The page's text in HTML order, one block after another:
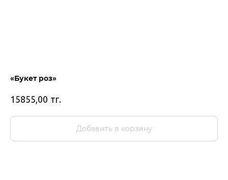
«Букет роз»
15855,00 тг.
Добавить в корзину